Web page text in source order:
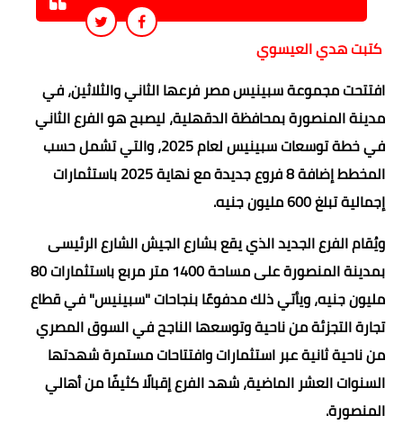
كتبت هدي العيسوي
افتتحت مجموعة سبينيس مصر فرعها الثاني والثلاثين، في
مدينة المنصورة بمحافظة الدقهلية، ليصبح هو الفرع الثاني
في خطة توسعات سبينيس لعام 2025، والتي تشمل حسب
المخطط إضافة 8 فروع جديدة مع نهاية 2025 باستثمارات
إجمالية تبلغ 600 مليون جنيه.
ويُقام الفرع الجديد الذي يقع بشارع الجيش الشارع الرئيسى
بمدينة المنصورة على مساحة 1400 متر مربع باستثمارات 80
مليون جنيه، ويأتي ذلك مدفوعًا بنجاحات "سبينيس" في قطاع
تجارة التجزئة من ناحية وتوسعها الناجح في السوق المصري
من ناحية ثانية عبر استثمارات وافتتاحات مستمرة شهدتها
السنوات العشر الماضية، شهد الفرع إقبالًا كثيفًا من أهالي
المنصورة.